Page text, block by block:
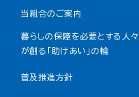
当組合のご案内
暮らしの保障を必要とする人々
が創る「助けあい」の輪
普及推進方針